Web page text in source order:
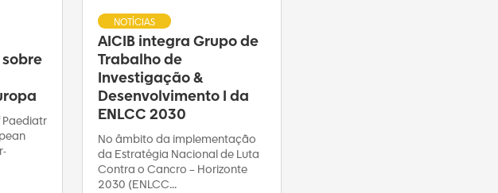
Paediatr
AICIB integra Grupo de
Trabalho de
Investigação &
Desenvolvimento I da
ENLCC 2030
NOTÍCIAS
No âmbito da implementação
da Estratégia Nacional de Luta
Contra o Cancro – Horizonte
2030 (ENLCC...